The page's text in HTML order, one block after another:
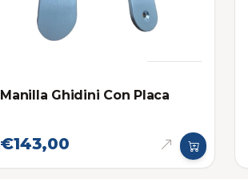
Manilla Ghidini Con Placa
€143,00